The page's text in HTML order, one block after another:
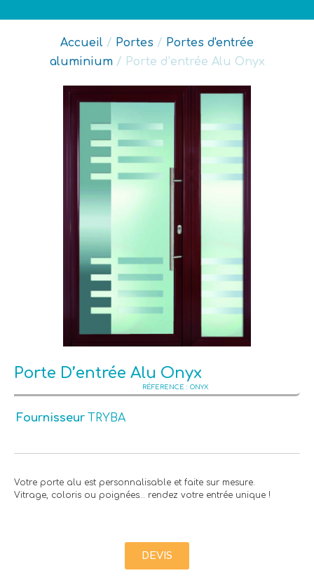
Accueil / Portes / Portes d'entrée
aluminium/ Porte d’entrée Alu Onyx
Porte D’entrée Alu Onyx
ONYX
Fournisseur TRYBA
Votre porte alu est personnalisable et faite sur mesure.
Vitrage, coloris ou poignées… rendez votre entrée unique !
DEVIS